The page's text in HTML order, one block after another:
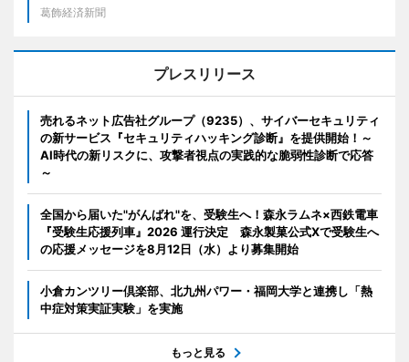
葛飾経済新聞
プレスリリース
売れるネット広告社グループ（9235）、サイバーセキュリティ
の新サービス『セキュリティハッキング診断』を提供開始！～
AI時代の新リスクに、攻撃者視点の実践的な脆弱性診断で応答
～
全国から届いた"がんばれ"を、受験生へ！森永ラムネ×西鉄電車
『受験生応援列車』2026 運行決定 森永製菓公式Xで受験生へ
の応援メッセージを8月12日（水）より募集開始
小倉カンツリー倶楽部、北九州パワー・福岡大学と連携し「熱
中症対策実証実験」を実施
もっと見る